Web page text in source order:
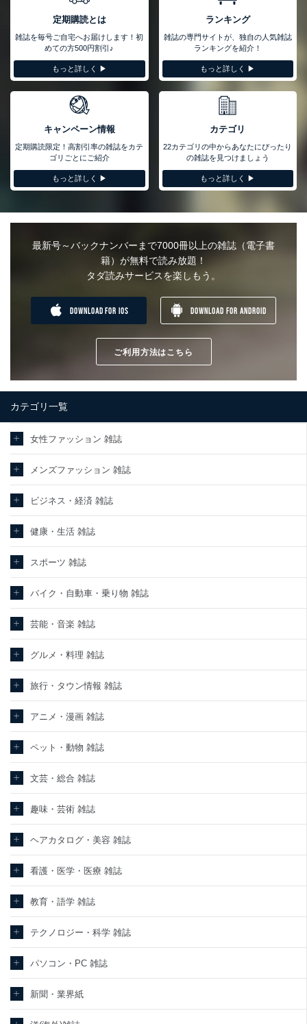
当社は、個人情報に関連する法令、国が定める指針及びその他の規
範を遵守します。また、当社の管理の仕組みに、これらの法令及び
その他の規範を常に適合させます。
個人情報の安全管理措置
ュリティ対策をはじめとする安全対策を実施し、個人情報の漏え
い、滅失またはき損の防止及び是正に努めます。
アクセス制御
個人データを取り扱うことのできる機器及び当該機器を取り扱
う従業者を明確化し、 個人データへの不要なアクセスを防止
アクセス者の識別と認証
ント制御）により、個人情報データベース等を取り扱う情報シ
外部からの不正アクセス等の防止
個人データを取り扱う機器等のオペレーティングシステムを最
新の状態に保持しています。
等を導入し、自動更新 機能等の活用により、これを最新状態
としています。
情報システムの使用に伴う漏洩等の防止
メール等により個人データの含まれるファイルを送信する場合
当社は、内部監査及びマネジメントレビューの機会を通じて、個人
情報保護マネジメントシステムを継続的に改善し、常に最良の状態
を維持します。
苦情及び相談受付け窓口
適切、かつ迅速に対応させていただきます。
株式会社富士山マガジンサービス 個人情報問い合わせ係
e-mail：cs@fujisan.co.jp
制定：2005年4月1日
株式会社富士山マガジンサービス
代表取締役会長 西野 伸一郎
１．個人情報保護管理者
当社は以下の個人情報保護管理者を設置し、個人情報保護管理者の
責任のもと、個人情報を取得・アクセス・利用・提供・管理いたし
ます。
株式会社富士山マガジンサービス
代表取締役会長 西野 伸一郎
個人情報保護管理者: 経営管理グループディレクター 前田 嘉也
当社が取り扱う開示対象個人情報の利用目的は次のとおりです。
No 個人情報の種類
1 ス等をご利用の方の個
人情報
購入商品の配送のため
歴や購買履歴等の情報を分析して、趣
味・嗜好に
当社にお問合わせいた
だいた方の個人情報
レーター教育など応対品質向上のため
定期購読とは
雑誌を毎号ご自宅へお届けします！初
めての方500円割引♪
もっと詳しく ▶︎
ランキング
雑誌の専門サイトが、独自の人気雑誌
ランキングを紹介！
もっと詳しく ▶︎
キャンペーン情報
定期購読限定！高割引率の雑誌をカテ
ゴリごとにご紹介
もっと詳しく ▶︎
カテゴリ
22カテゴリの中からあなたにぴったり
の雑誌を見つけましょう
もっと詳しく ▶︎
最新号～バックナンバーまで7000冊以上の雑誌（電子書
籍）が無料で読み放題！
タダ読みサービスを楽しもう。
DOWNLOAD FOR IOS DOWNLOAD FOR ANDROID
ご利用方法はこちら
カテゴリ一覧
女性ファッション 雑誌
メンズファッション 雑誌
ビジネス・経済 雑誌
健康・生活 雑誌
スポーツ 雑誌
バイク・自動車・乗り物 雑誌
芸能・音楽 雑誌
グルメ・料理 雑誌
旅行・タウン情報 雑誌
アニメ・漫画 雑誌
ペット・動物 雑誌
文芸・総合 雑誌
趣味・芸術 雑誌
ヘアカタログ・美容 雑誌
看護・医学・医療 雑誌
教育・語学 雑誌
テクノロジー・科学 雑誌
パソコン・PC 雑誌
新聞・業界紙